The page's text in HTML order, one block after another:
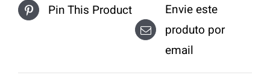
Pin This Product
Envie este
produto por
email